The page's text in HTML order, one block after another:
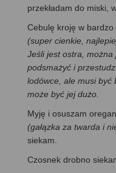
przekładam do miski,
Cebulę kroję w bardzo
(super cienkie,
Jeśli jest ostra,
podsmażyć i
lodówce, ale musi być
może być jej dużo.
Myję i osuszam
(gałązka za twarda i
siekam.
Czosnek drobno